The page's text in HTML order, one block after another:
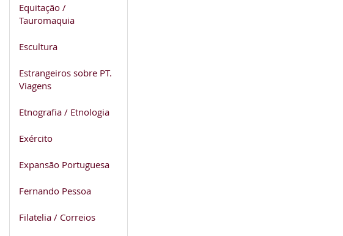
Equitação /
Tauromaquia
Escultura
Estrangeiros sobre PT.
Viagens
Etnografia / Etnologia
Exército
Expansão Portuguesa
Fernando Pessoa
Filatelia / Correios